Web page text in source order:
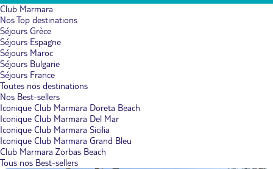
Club Marmara
Nos Top destinations
Séjours Grèce
Séjours Espagne
Séjours Maroc
Séjours Bulgarie
Séjours France
Toutes nos destinations
Nos Best-sellers
Iconique Club Marmara Doreta Beach
Iconique Club Marmara Del Mar
Iconique Club Marmara Sicilia
Iconique Club Marmara Grand Bleu
Club Marmara Zorbas Beach
Tous nos Best-sellers